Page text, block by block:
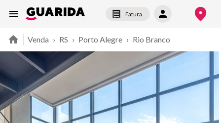
Fatura
Venda › RS › Porto Alegre › Rio Branco